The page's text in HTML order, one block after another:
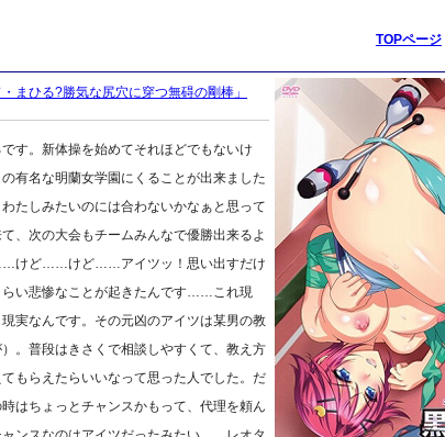
TOPページ|
まひる?勝気な尻穴に穿つ無碍の剛棒」
す。新体操を始めてそれほどでもないけ
有名な明蘭女学園にくることが出来ました
たしみたいのには合わないかなぁと思って
、次の大会もチームみんなで優勝出来るよ
けど……けど……アイツッ！思い出すだけ
らい悲惨なことが起きたんです……これ現
実なんです。その元凶のアイツは某男の教
。普段はきさくで相談しやすくて、教え方
もらえたらいいなって思った人でした。だ
はちょっとチャンスかもって、代理を頼ん